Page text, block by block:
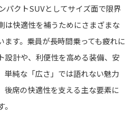
パクトSUVとしてサイズ面で限界
は快適性を補うためにさまざまな
ます。乗員が長時間乗っても疲れに
設計や、利便性を高める装備、安
単純な「広さ」では語れない魅力
後席の快適性を支える主な要素に